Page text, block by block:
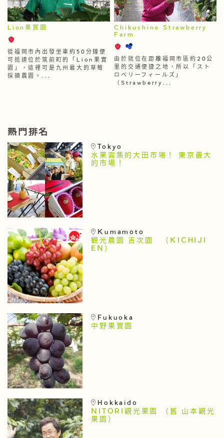
Lion果實園
從福岡市內出發坐車約50分鐘便
可抵達位於筑前町的「Lion果實
園」，這裡可是九州最大的草莓
採摘農園。...
Chikushino Strawberry
Farm
由於就位在距離福岡市區約20公
里的交通便捷之地，所以「スト
ロベリーフィールズ」
（Strawberry...
熱門排名
Tokyo
水果雲集的大田市場！ 東京最大
的市場！
Kumamoto
観光農園 吉次園 （KICHIJI
EN）
Fukuoka
中野果實園
Hokkaido
NITORI觀光果園 （舊 山本觀光
果園）